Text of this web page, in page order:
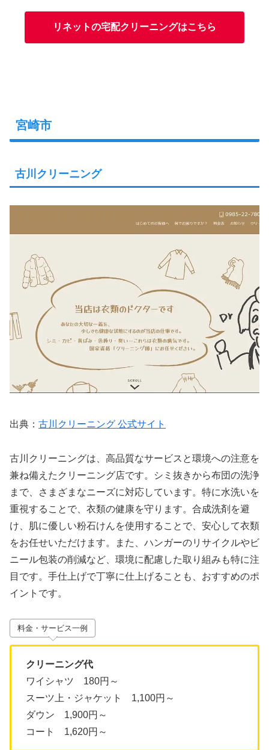
リネットの宅配クリーニングはこちら
宮崎市
古川クリーニング
出典： 古川クリーニング 公式サイト
古川クリーニングは、高品質なサービスと環境への注意を
兼ね備えたクリーニング店です。シミ抜きから布団の洗浄
まで、さまざまなニーズに対応しています。特に水洗いを
重視することで、衣類の健康を守ります。合成洗剤を避
け、肌に優しい粉石けんを使用することで、安心して衣類
をお任せいただけます。また、ハンガーのリサイクルやビ
ニール包装の削減など、環境に配慮した取り組みも特に注
目です。手仕上げで丁寧に仕上げることも、おすすめのポ
イントです。
料金・サービス一例
クリーニング代
ワイシャツ 180円～
スーツ上・ジャケット 1,100円～
ダウン 1,900円～
コート 1,620円～